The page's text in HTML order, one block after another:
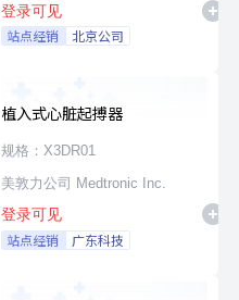
登录可见
站点经销 北京公司
植入式心脏起搏器
规格：X3DR01
美敦力公司 Medtronic Inc.
登录可见
站点经销 广东科技